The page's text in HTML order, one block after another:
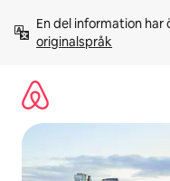
innehåll
En del information
originalspråk